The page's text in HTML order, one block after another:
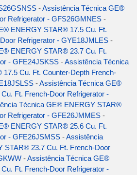
-Assistência Técnica GE®
Refrigerator - GFS26GMNES -
ENERGY STAR® 17.5 Cu. Ft.
Refrigerator - GYE18JMLES -
ENERGY STAR® 23.7 Cu. Ft.
- GFE24JSKSS -Assistência Técnica
Cu. Ft. Counter-Depth French-
-Assistência Técnica GE®
Ft. French-Door Refrigerator -
Técnica GE® ENERGY STAR®
Refrigerator - GFE26JMMES -
ENERGY STAR® 25.6 Cu. Ft.
- GFE26JSMSS -Assistência
STAR® 23.7 Cu. Ft. French-Door
-Assistência Técnica GE®
Ft. French-Door Refrigerator -